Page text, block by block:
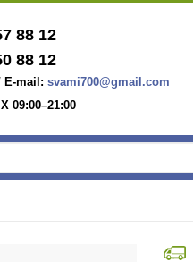
88 12
88 12
mail: svami700@gmail.com